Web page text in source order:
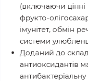
(включаючи
фрукто-
імунітет, обмін
системи
Доданий до
антиоксидантів
антибактеріальну